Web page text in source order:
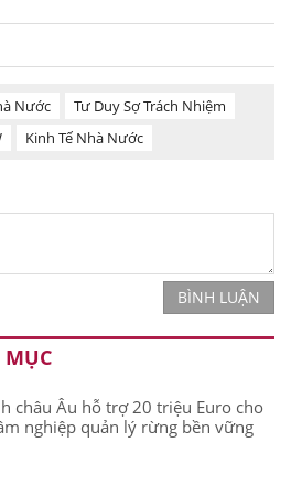
Nước
Tư Duy Sợ Trách Nhiệm
Kinh Tế Nhà Nước
BÌNH LUẬN
MỤC
châu Âu hỗ trợ 20 triệu Euro cho
nghiệp quản lý rừng bền vững